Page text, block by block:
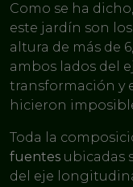
Como se ha
este jardín son
altura de más de
ambos lados del
transformación y
hicieron
Toda la
fuentes ubicadas
del eje